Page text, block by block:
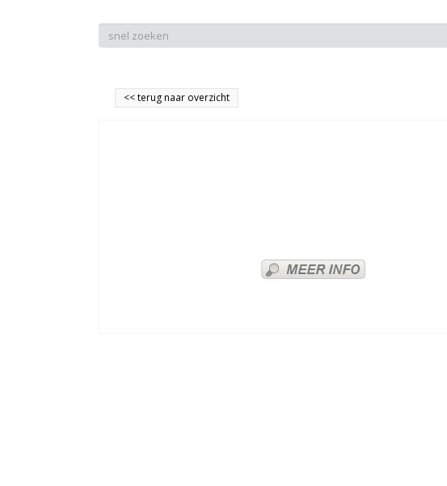
<<terug naar overzicht